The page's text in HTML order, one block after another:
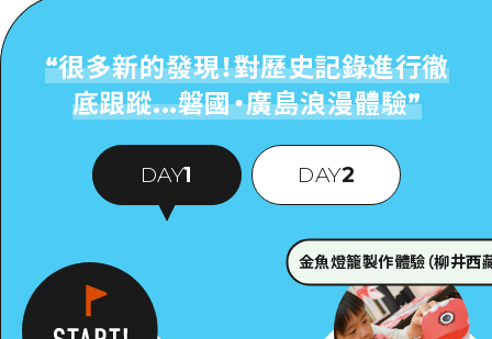
“很多新的發現！對歷史記錄進行徹
底跟蹤...磐國・廣島浪漫體驗”
DAY1 DAY2
金魚燈籠製作體驗（柳井西